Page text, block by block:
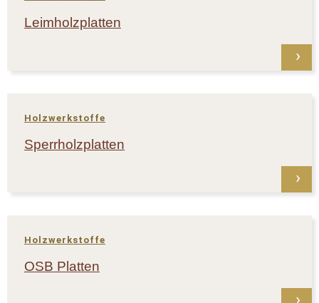
Leimholzplatten
Holzwerkstoffe
Sperrholzplatten
Holzwerkstoffe
OSB Platten